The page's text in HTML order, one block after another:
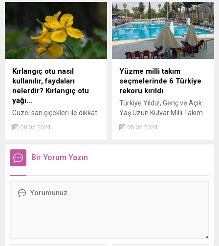
araçta bulunan 14
mevsimlik işçi yaralandı.
Kırlangıç otu nasıl
kullanılır, faydaları
nelerdir? Kırlangıç otu
yağı…
Güzel sarı çiçekleri ile dikkat
görünümünün arkasında bir
taşıyor. Peki kırlangıç otu
nasıl kullanılır, kırlangıç otu
08.05.2024
Yüzme milli takım
seçmelerinde 6 Türkiye
rekoru kırıldı
Türkiye Yıldız, Genç ve Açık
Yaş Uzun Kulvar Milli Takım
tamamlandı.
05.05.2024
Bir Yorum Yazın